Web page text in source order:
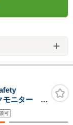
ニター ド
ークルー
ヒーター
可